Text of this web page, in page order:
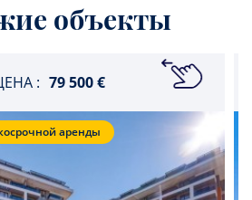
объекты
: 79 500 €
аренды